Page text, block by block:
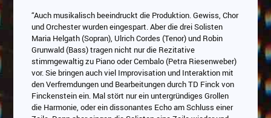
“Auch musikalisch beeindruckt die Produktion. Gewiss, Chor
und Orchester wurden eingespart. Aber die drei Solisten
Maria Helgath (Sopran), Ulrich Cordes (Tenor) und Robin
Grunwald (Bass) tragen nicht nur die Rezitative
stimmgewaltig zu Piano oder Cembalo (Petra Riesenweber)
vor. Sie bringen auch viel Improvisation und Interaktion mit
den Verfremdungen und Bearbeitungen durch TD Finck von
Finckenstein ein. Mal stört nur ein untergründiges Grollen
die Harmonie, oder ein dissonantes Echo am Schluss einer